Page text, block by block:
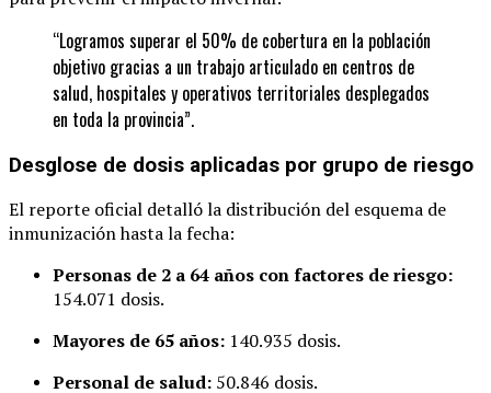
“Logramos superar el 50% de cobertura en la población
objetivo gracias a un trabajo articulado en centros de
salud, hospitales y operativos territoriales desplegados
en toda la provincia”.
Desglose de dosis aplicadas por grupo de riesgo
El reporte oficial detalló la distribución del esquema de
inmunización hasta la fecha:
Personas de 2 a 64 años con factores de riesgo:
154.071 dosis.
Mayores de 65 años: 140.935 dosis.
Personal de salud: 50.846 dosis.